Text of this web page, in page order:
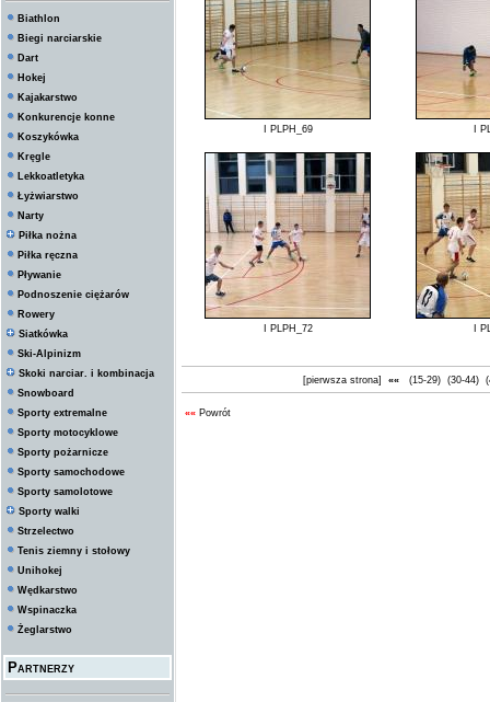
Biathlon
Biegi narciarskie
Dart
Hokej
Kajakarstwo
Konkurencje konne
Koszykówka
Kręgle
Lekkoatletyka
Łyżwiarstwo
Narty
Piłka nożna
Piłka ręczna
Pływanie
Podnoszenie ciężarów
Rowery
Siatkówka
Ski-Alpinizm
Skoki narciar. i kombinacja
Snowboard
Sporty extremalne
Sporty motocyklowe
Sporty pożarnicze
Sporty samochodowe
Sporty samolotowe
Sporty walki
Strzelectwo
Tenis ziemny i stołowy
Unihokej
Wędkarstwo
Wspinaczka
Żeglarstwo
Partnerzy
I PLPH_69 I
I PLPH_72 I
[pierwsza strona] «« (15-29) (30-44)
«« Powrót